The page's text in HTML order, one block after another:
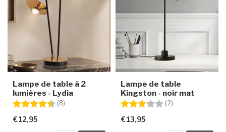
Lampe de table à 2
lumières - Lydia
Note:
(8)
€12,95
Lampe de table
Kingston - noir mat
Note:
(2)
€13,95